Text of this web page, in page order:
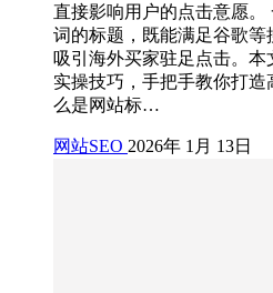
直接影响用户的点击意愿
词的标题，既能满足谷歌
吸引海外买家驻足点击。本
实操技巧，手把手教你打
么是网站标…
网站SEO 2026年 1月 13日